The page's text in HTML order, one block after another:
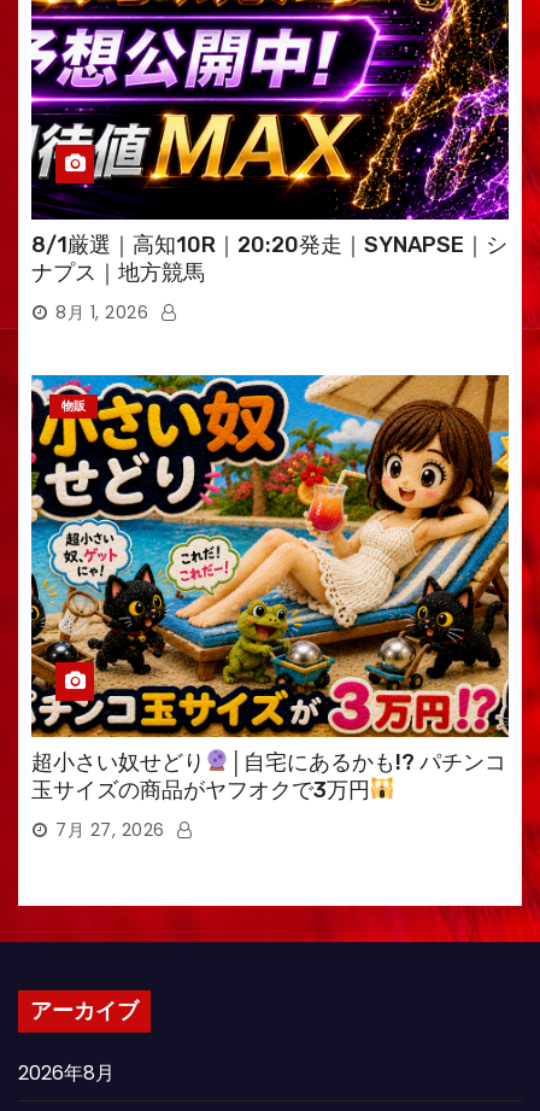
8/1厳選｜高知10R｜20:20発走｜SYNAPSE｜シ
ナプス｜地方競馬
8月 1, 2026
物販
超小さい奴せどり
│自宅にあるかも!? パチンコ
玉サイズの商品がヤフオクで3万円
7月 27, 2026
アーカイブ
2026年8月